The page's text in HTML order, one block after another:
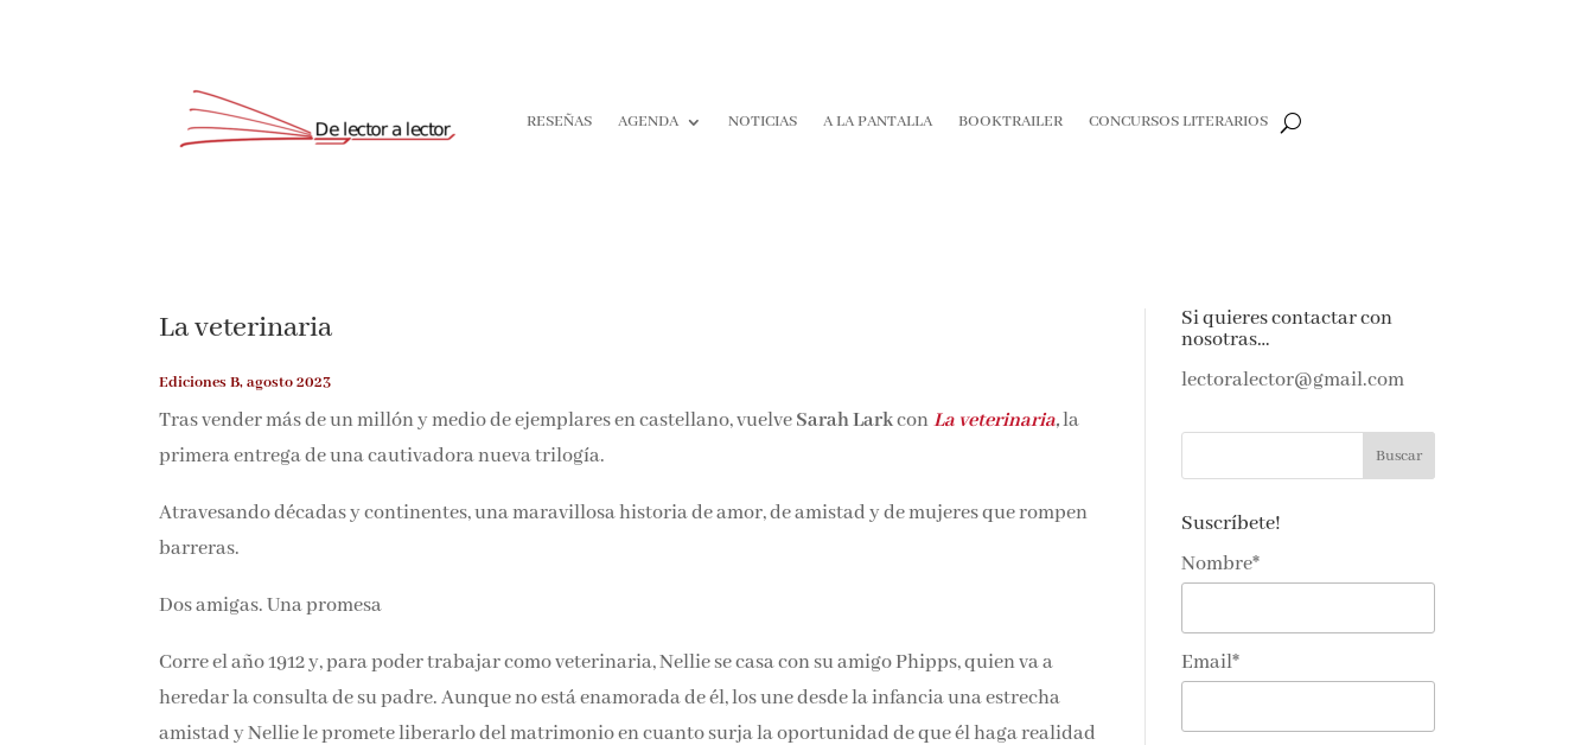
RESEÑAS AGENDA NOTICIAS A LA PANTALLA BOOKTRAILER CONCURSOS LITERARIOS
La veterinaria
Ediciones B, agosto 2023
Tras vender más de un millón y medio de ejemplares en castellano, vuelveSarah LarkconLa veterinaria,la
primera entrega de una cautivadora nueva trilogía.
Atravesando décadas y continentes, una maravillosa historia de amor, de amistad y de mujeres que rompen
barreras.
Dos amigas. Una promesa
Corre el año 1912 y, para poder trabajar como veterinaria, Nellie se casa con su amigo Phipps, quien va a
heredar la consulta de su padre. Aunque no está enamorada de él, los une desde la infancia una estrecha
amistad y Nellie le promete liberarlo del matrimonio en cuanto surja la oportunidad de que él haga realidad
Si quieres contactar con
nosotras…
lectoralector@gmail.com
Suscríbete!
Nombre*
Email*